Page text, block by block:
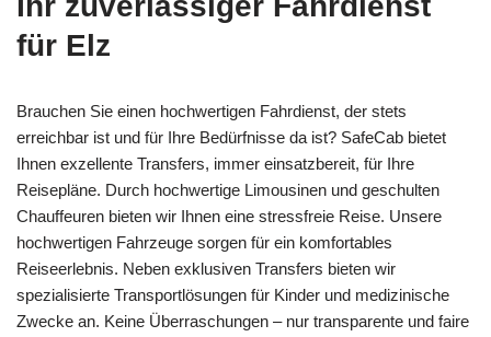
für Elz
Brauchen Sie einen hochwertigen Fahrdienst, der stets
erreichbar ist und für Ihre Bedürfnisse da ist? SafeCab bietet
Ihnen exzellente Transfers, immer einsatzbereit, für Ihre
Reisepläne. Durch hochwertige Limousinen und geschulten
Chauffeuren bieten wir Ihnen eine stressfreie Reise. Unsere
hochwertigen Fahrzeuge sorgen für ein komfortables
Reiseerlebnis. Neben exklusiven Transfers bieten wir
spezialisierte Transportlösungen für Kinder und medizinische
Zwecke an. Keine Überraschungen – nur transparente und faire